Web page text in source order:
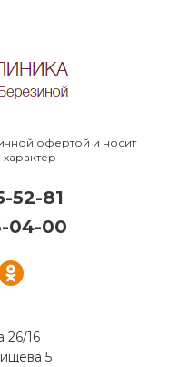
офертой и носит
26/16
5
52-81
04-00